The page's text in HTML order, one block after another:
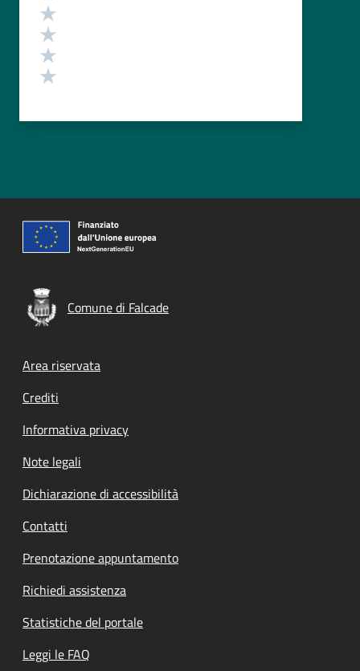
Comune di Falcade
Footer menu
Area riservata
Crediti
Informativa privacy
Note legali
Dichiarazione di accessibilità
Contatti
Prenotazione appuntamento
Richiedi assistenza
Statistiche del portale
Leggi le FAQ